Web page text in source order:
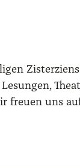
uns